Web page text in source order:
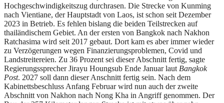
Hochgeschwindigkeitszug durchrasen. Die Strecke von Kunming
nach Vientiane, der Hauptstadt von Laos, ist schon seit Dezember
2023 in Betrieb. Es fehlen bislang die beiden Teilstrecken auf
thailändischem Gebiet. An der ersten von Bangkok nach Nakhon
Ratchasima wird seit 2017 gebaut. Dort kam es aber immer wieder
zu Verzögerungen wegen Finanzierungsproblemen, Covid und
Landstreitereien. Zu 36 Prozent sei dieser Abschnitt fertig, sagte
Regierungssprecher Jirayu Houngsub Ende Januar laut Bangkok
Post. 2027 soll dann dieser Anschnitt fertig sein. Nach dem
Kabinettsbeschluss Anfang Februar wird nun auch der zweite
Abschnitt von Nakhon nach Nong Kha in Angriff genommen. Der